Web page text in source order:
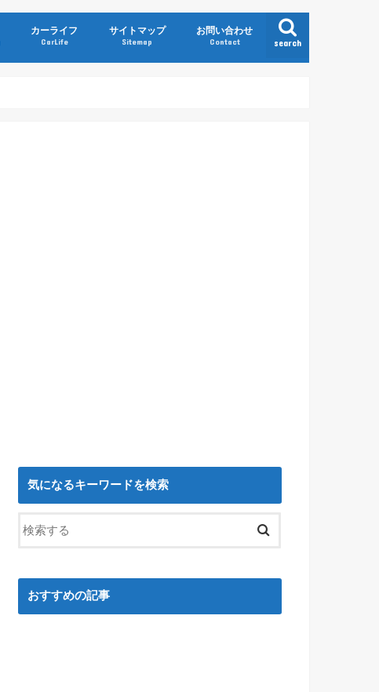
search
カーライフ
CarLife
サイトマップ
Sitemap
お問い合わせ
Contact
気になるキーワードを検索
おすすめの記事